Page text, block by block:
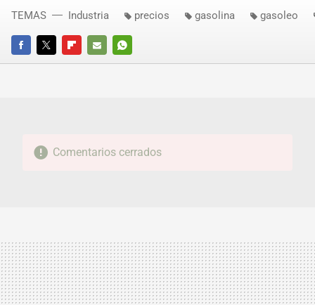
FACEBOOKTWITTERFLIPBOARD
E-
WHATSAPP
TEMAS Industria precios gasolina gasoleo
Comentarios cerrados